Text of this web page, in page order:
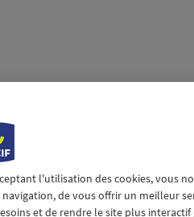
experts
l'utilisation des cookies, vous
de vous offrir un meilleur
et de rendre le site plus